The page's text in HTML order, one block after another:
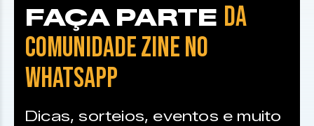
FAÇA PARTE DA
COMUNIDADE ZINE NO
WHATSAPP
Dicas, sorteios, eventos e muito